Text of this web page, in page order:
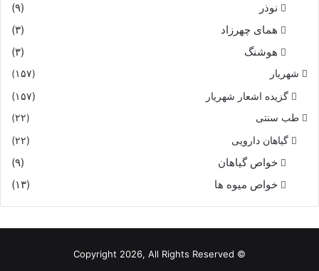
نوذر
(۹)
هماى چهرزاد
(۳)
هوشنگ
(۳)
شهریار (۱۵۷)
گزیده اشعار شهریار (۱۵۷)
طب سنتی (۲۲)
گیاهان دارویی (۲۲)
خواص گیاهان
(۹)
خواص میوه ها
(۱۳)
© Copyright 2026, All Rights Reserved